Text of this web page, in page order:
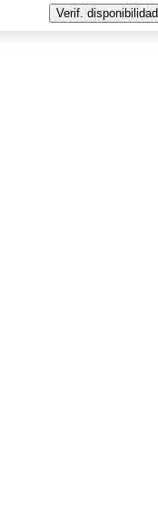
Verif. disponibilidad